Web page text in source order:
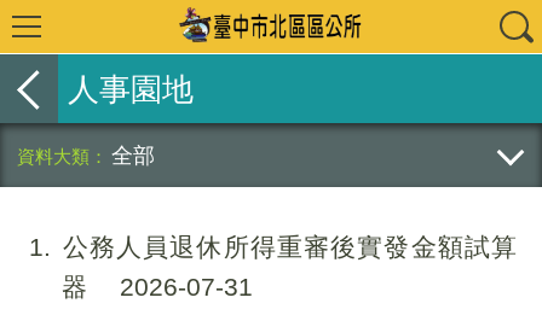
人事園地
全部
1
公務人員退休所得重審後實發金額試算
器
2026-07-31